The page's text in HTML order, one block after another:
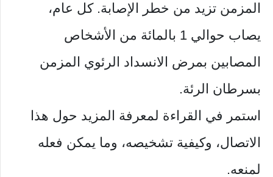
المزمن تزيد من خطر الإصابة. كل عام،
يصاب حوالي 1 بالمائة من الأشخاص
المصابين بمرض الانسداد الرئوي المزمن
بسرطان الرئة.
استمر في القراءة لمعرفة المزيد حول هذا
الاتصال، وكيفية تشخيصه، وما يمكن فعله
لمنعه.